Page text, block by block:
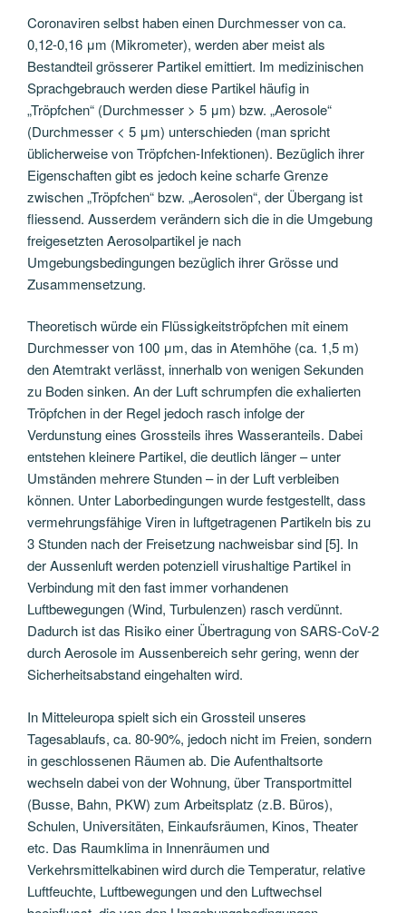
Coronaviren selbst haben einen Durchmesser von ca.
0,12-0,16 μm (Mikrometer), werden aber meist als
Bestandteil grösserer Partikel emittiert. Im medizinischen
Sprachgebrauch werden diese Partikel häufig in
„Tröpfchen“ (Durchmesser > 5 μm) bzw. „Aerosole“
(Durchmesser < 5 μm) unterschieden (man spricht
üblicherweise von Tröpfchen-Infektionen). Bezüglich ihrer
Eigenschaften gibt es jedoch keine scharfe Grenze
zwischen „Tröpfchen“ bzw. „Aerosolen“, der Übergang ist
fliessend. Ausserdem verändern sich die in die Umgebung
freigesetzten Aerosolpartikel je nach
Umgebungsbedingungen bezüglich ihrer Grösse und
Zusammensetzung.
Theoretisch würde ein Flüssigkeitströpfchen mit einem
Durchmesser von 100 μm, das in Atemhöhe (ca. 1,5 m)
den Atemtrakt verlässt, innerhalb von wenigen Sekunden
zu Boden sinken. An der Luft schrumpfen die exhalierten
Tröpfchen in der Regel jedoch rasch infolge der
Verdunstung eines Grossteils ihres Wasseranteils. Dabei
entstehen kleinere Partikel, die deutlich länger – unter
Umständen mehrere Stunden – in der Luft verbleiben
können. Unter Laborbedingungen wurde festgestellt, dass
vermehrungsfähige Viren in luftgetragenen Partikeln bis zu
3 Stunden nach der Freisetzung nachweisbar sind [5]. In
der Aussenluft werden potenziell virushaltige Partikel in
Verbindung mit den fast immer vorhandenen
Luftbewegungen (Wind, Turbulenzen) rasch verdünnt.
Dadurch ist das Risiko einer Übertragung von SARS-CoV-2
durch Aerosole im Aussenbereich sehr gering, wenn der
Sicherheitsabstand eingehalten wird.
In Mitteleuropa spielt sich ein Grossteil unseres
Tagesablaufs, ca. 80-90%, jedoch nicht im Freien, sondern
in geschlossenen Räumen ab. Die Aufenthaltsorte
wechseln dabei von der Wohnung, über Transportmittel
(Busse, Bahn, PKW) zum Arbeitsplatz (z.B. Büros),
Schulen, Universitäten, Einkaufsräumen, Kinos, Theater
etc. Das Raumklima in Innenräumen und
Verkehrsmittelkabinen wird durch die Temperatur, relative
Luftfeuchte, Luftbewegungen und den Luftwechsel